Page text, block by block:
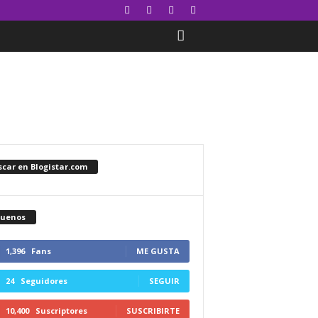
en Blogistar.com
1,396 Fans ME GUSTA
24 Seguidores SEGUIR
10,400 Suscriptores SUSCRIBIRTE